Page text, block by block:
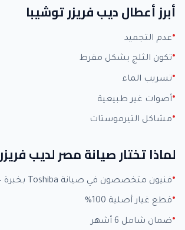
أبرز أعطال ديب فريزر توشيبا
عدم التجميد
تكون الثلج بشكل مفرط
تسريب الماء
أصوات غير طبيعية
مشاكل التيرموستات
لماذا تختار صيانة مصر لديب
فنيون متخصصون في صيانة Toshiba بخبرة +15 عاماً
قطع غيار أصلية 100%
ضمان شامل 6 أشهر